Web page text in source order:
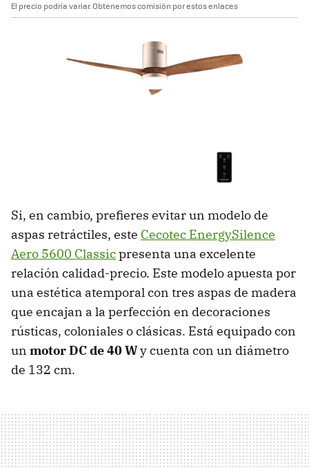
El precio podría variar. Obtenemos comisión por estos enlaces
Si, en cambio, prefieres evitar un modelo de
aspas retráctiles, este Cecotec EnergySilence
Aero 5600 Classicpresenta una excelente
relación calidad-precio. Este modelo apuesta por
una estética atemporal con tres aspas de madera
que encajan a la perfección en decoraciones
rústicas, coloniales o clásicas. Está equipado con
un motor DC de 40 Wy cuenta con un diámetro
de 132 cm.